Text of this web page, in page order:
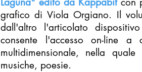
grafico di Viola Orgiano. Il
dall'altro l'articolato
consente l'accesso on-line a
multidimensionale, nella
musiche, poesie.